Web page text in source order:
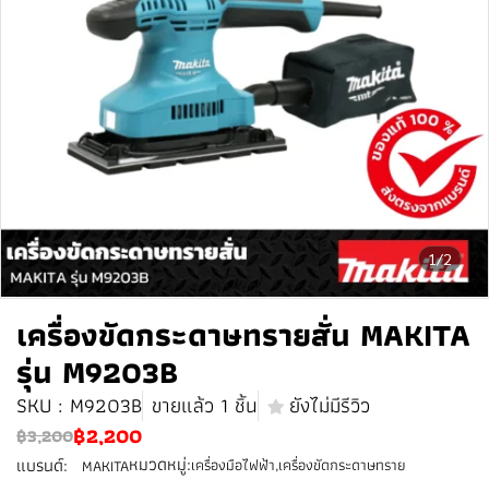
1/2
เครื่องขัดกระดาษทรายสั่น MAKITA
รุ่น M9203B
SKU : M9203B ขายแล้ว 1 ชิ้น ยังไม่มีรีวิว
฿3,200฿2,200
แบรนด์: MAKITAหมวดหมู่:เครื่องมือไฟฟ้า,เครื่องขัดกระดาษทราย